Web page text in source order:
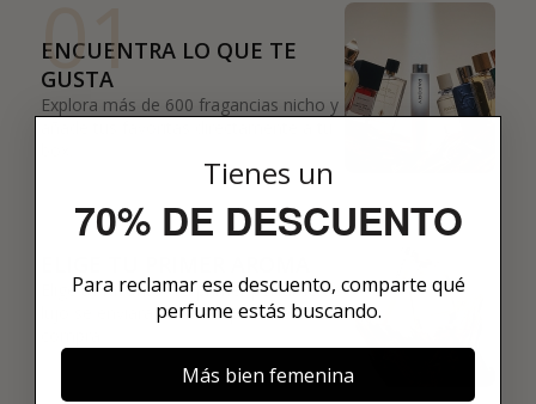
01
ENCUENTRA LO QUE TE
GUSTA
Explora más de 600 fragancias nicho y
02
Elige tu favorito. Tu primer perfume de
lujo se enviará justo después de la
Tienes un
70% DE DESCUENTO
Para reclamar ese descuento, comparte qué
perfume estás buscando.
Más bien femenina